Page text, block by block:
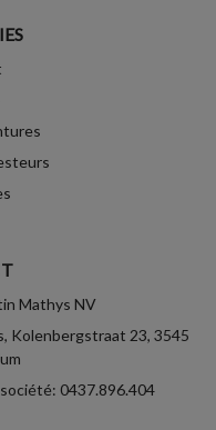
Mathys NV
Kolenbergstraat 23, 3545
0437.896.404